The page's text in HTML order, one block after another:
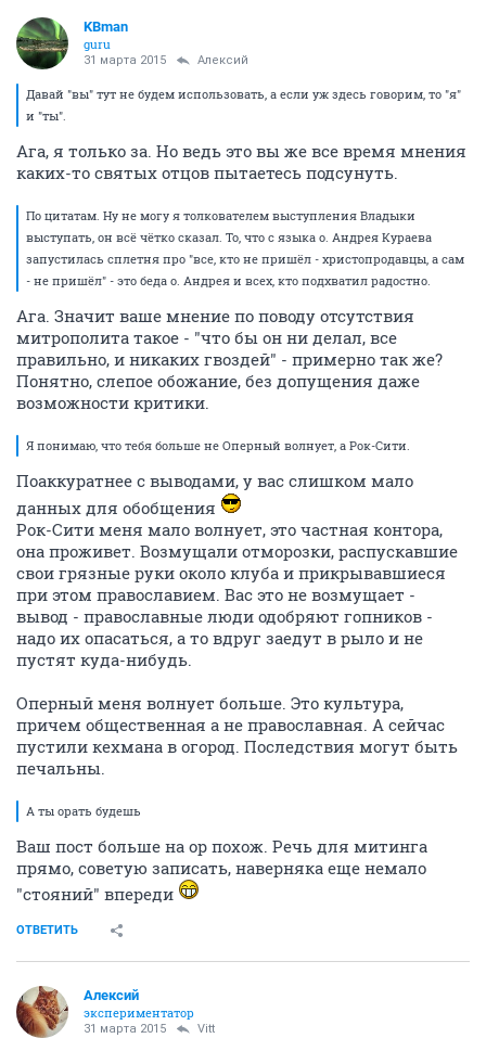
KBman
guru
31 марта 2015 Алексий
Давай "вы" тут не будем использовать, а если уж здесь говорим, то "я"
и "ты".
Ага, я только за. Но ведь это вы же все время мнения
каких-то святых отцов пытаетесь подсунуть.
По цитатам. Ну не могу я толкователем выступления Владыки
выступать, он всё чётко сказал. То, что с языка о. Андрея Кураева
запустилась сплетня про "все, кто не пришёл - христопродавцы, а сам
- не пришёл" - это беда о. Андрея и всех, кто подхватил радостно.
Ага. Значит ваше мнение по поводу отсутствия
митрополита такое - "что бы он ни делал, все
правильно, и никаких гвоздей" - примерно так же?
Понятно, слепое обожание, без допущения даже
возможности критики.
Я понимаю, что тебя больше не Оперный волнует, а Рок-Сити.
Поаккуратнее с выводами, у вас слишком мало
данных для обобщения
Рок-Сити меня мало волнует, это частная контора,
она проживет. Возмущали отморозки, распускавшие
свои грязные руки около клуба и прикрывавшиеся
при этом православием. Вас это не возмущает -
вывод - православные люди одобряют гопников -
надо их опасаться, а то вдруг заедут в рыло и не
пустят куда-нибудь.
Оперный меня волнует больше. Это культура,
причем общественная а не православная. А сейчас
пустили кехмана в огород. Последствия могут быть
печальны.
А ты орать будешь
Ваш пост больше на ор похож. Речь для митинга
прямо, советую записать, наверняка еще немало
"стояний" впереди
ОТВЕТИТЬ
Алексий
экспериментатор
31 марта 2015 Vitt